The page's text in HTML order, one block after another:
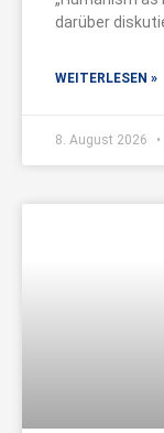
darüber
WEITERLESEN »
8. August 2026